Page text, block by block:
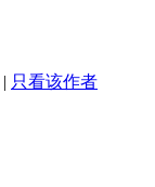
| 只看该作者